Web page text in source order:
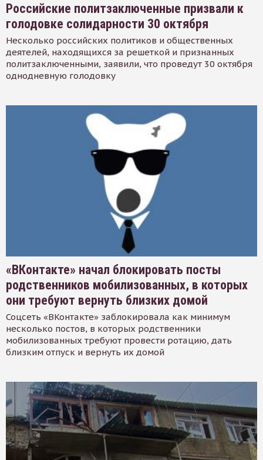
Российские политзаключенные призвали к
голодовке солидарности 30 октября
Несколько российских политиков и общественных
деятелей, находящихся за решеткой и признанных
политзаключенными, заявили, что проведут 30 октября
однодневную голодовку
«ВКонтакте» начал блокировать посты
родственников мобилизованных, в которых
они требуют вернуть близких домой
Соцсеть «ВКонтакте» заблокировала как минимум
несколько постов, в которых родственники
мобилизованных требуют провести ротацию, дать
близким отпуск и вернуть их домой